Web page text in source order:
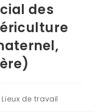
des
Lieux de travail